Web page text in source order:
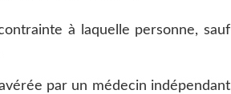
à laquelle personne, sauf
par un médecin indépendant